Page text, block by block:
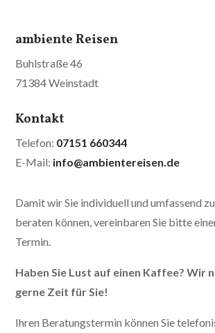
ambiente Reisen
Buhlstraße 46
71384 Weinstadt
Kontakt
Telefon: 07151 660344
E-Mail: info@ambientereisen.de
Damit wir Sie individuell und umfassend
beraten können, vereinbaren Sie bitte
Termin.
Haben Sie Lust auf einen Kaffee? Wir
gerne Zeit für Sie!
Ihren Beratungstermin können Sie